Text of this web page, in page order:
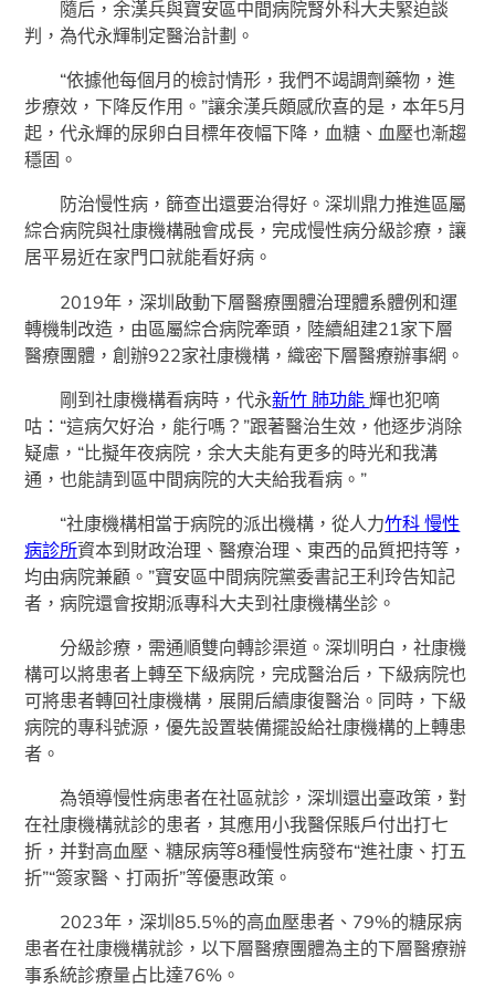
隨后，余漢兵與寶安區中間病院腎外科大夫緊迫談
判，為代永輝制定醫治計劃。
“依據他每個月的檢討情形，我們不竭調劑藥物，進
步療效，下降反作用。”讓余漢兵頗感欣喜的是，本年5月
起，代永輝的尿卵白目標年夜幅下降，血糖、血壓也漸趨
穩固。
防治慢性病，篩查出還要治得好。深圳鼎力推進區屬
綜合病院與社康機構融會成長，完成慢性病分級診療，讓
居平易近在家門口就能看好病。
2019年，深圳啟動下層醫療團體治理體系體例和運
轉機制改造，由區屬綜合病院牽頭，陸續組建21家下層
醫療團體，創辦922家社康機構，織密下層醫療辦事網。
剛到社康機構看病時，代永新竹 肺功能輝也犯嘀
咕：“這病欠好治，能行嗎？”跟著醫治生效，他逐步消除
疑慮，“比擬年夜病院，余大夫能有更多的時光和我溝
通，也能請到區中間病院的大夫給我看病。”
“社康機構相當于病院的派出機構，從人力竹科 慢性
病診所資本到財政治理、醫療治理、東西的品質把持等，
均由病院兼顧。”寶安區中間病院黨委書記王利玲告知記
者，病院還會按期派專科大夫到社康機構坐診。
分級診療，需通順雙向轉診渠道。深圳明白，社康機
構可以將患者上轉至下級病院，完成醫治后，下級病院也
可將患者轉回社康機構，展開后續康復醫治。同時，下級
病院的專科號源，優先設置裝備擺設給社康機構的上轉患
者。
為領導慢性病患者在社區就診，深圳還出臺政策，對
在社康機構就診的患者，其應用小我醫保賬戶付出打七
折，并對高血壓、糖尿病等8種慢性病發布“進社康、打五
折”“簽家醫、打兩折”等優惠政策。
2023年，深圳85.5%的高血壓患者、79%的糖尿病
患者在社康機構就診，以下層醫療團體為主的下層醫療辦
事系統診療量占比達76%。